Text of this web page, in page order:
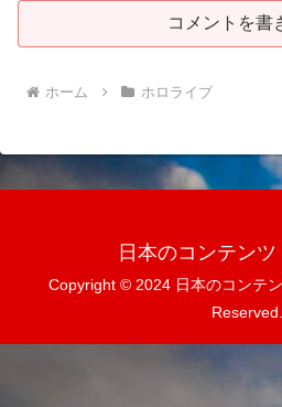
コメントを書
ホーム ホロライブ
日本のコンテンツ
Copyright © 2024 日本のコンテ
Reserved.